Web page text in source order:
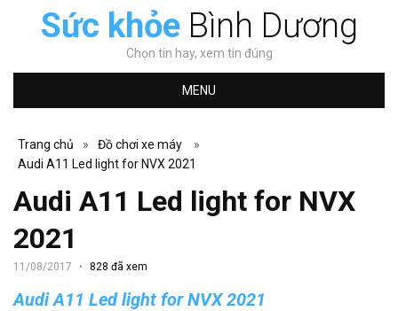
Sức khỏeBình Dương
Chọn tin hay, xem tin đúng
MENU
Trang chủ » Đồ chơi xe máy
»
Audi A11 Led light for NVX 2021
Audi A11 Led light for NVX
2021
11/08/2017 828 đã xem
Audi A11 Led light for NVX 2021